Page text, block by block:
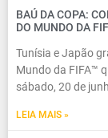
BAÚ DA COPA:
DO MUNDO DA
Tunísia e Japão
Mundo da FIFA™
sábado, 20 de
LEIA MAIS »